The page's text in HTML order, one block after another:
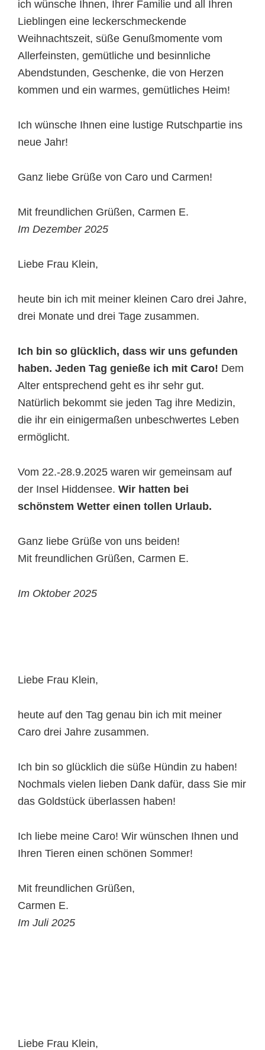
ich wünsche Ihnen, Ihrer Familie und all Ihren
Lieblingen eine leckerschmeckende
Weihnachtszeit, süße Genußmomente vom
Allerfeinsten, gemütliche und besinnliche
Abendstunden, Geschenke, die von Herzen
kommen und ein warmes, gemütliches Heim!
Ich wünsche Ihnen eine lustige Rutschpartie ins
neue Jahr!
Ganz liebe Grüße von Caro und Carmen!
Mit freundlichen Grüßen, Carmen E.
Im Dezember 2025
Liebe Frau Klein,
heute bin ich mit meiner kleinen Caro drei Jahre,
drei Monate und drei Tage zusammen.
Ich bin so glücklich, dass wir uns gefunden
haben. Jeden Tag genieße ich mit Caro! Dem
Alter entsprechend geht es ihr sehr gut.
Natürlich bekommt sie jeden Tag ihre Medizin,
die ihr ein einigermaßen unbeschwertes Leben
ermöglicht.
Vom 22.-28.9.2025 waren wir gemeinsam auf
der Insel Hiddensee. Wir hatten bei
schönstem Wetter einen tollen Urlaub.
Ganz liebe Grüße von uns beiden!
Mit freundlichen Grüßen, Carmen E.
Im Oktober 2025
Liebe Frau Klein,
heute auf den Tag genau bin ich mit meiner
Caro drei Jahre zusammen.
Ich bin so glücklich die süße Hündin zu haben!
Nochmals vielen lieben Dank dafür, dass Sie mir
das Goldstück überlassen haben!
Ich liebe meine Caro! Wir wünschen Ihnen und
Ihren Tieren einen schönen Sommer!
Mit freundlichen Grüßen,
Carmen E.
Im Juli 2025
Liebe Frau Klein,